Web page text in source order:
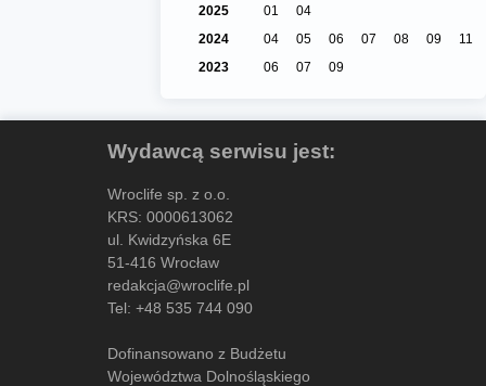
2025
01
04
2024
04 05 06 07 08 09
11
2023
06 07 09
Wydawcą serwisu jest:
Wroclife sp. z o.o.
KRS: 0000613062
ul. Kwidzyńska 6E
51-416 Wrocław
redakcja@wroclife.pl
Tel: +48 535 744 090
Dofinansowano z Budżetu
Województwa Dolnośląskiego